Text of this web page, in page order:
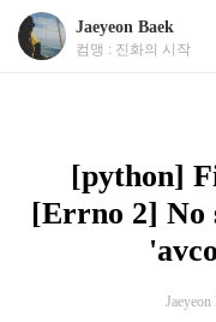
Jaeyeon Baek
컴맹 : 진화의 시작
[python]
[Errno 2] No
Jaeyeon